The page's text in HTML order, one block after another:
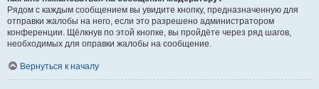
Рядом с каждым сообщением вы увидите кнопку, предназначенную для
отправки жалобы на него, если это разрешено администратором
конференции. Щёлкнув по этой кнопке, вы пройдёте через ряд шагов,
необходимых для оправки жалобы на сообщение.
Вернуться к началу